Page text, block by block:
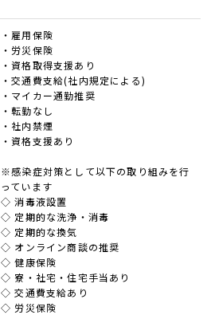
・雇用保険
・労災保険
・資格取得支援あり
・交通費支給(社内規定による)
・マイカー通勤推奨
・転勤なし
・社内禁煙
・資格支援あり
※感染症対策として以下の取り組みを行
っています
◇ 消毒液設置
◇ 定期的な洗浄・消毒
◇ 定期的な換気
◇ オンライン商談の推奨
◇ 健康保険
◇ 寮・社宅・住宅手当あり
◇ 交通費支給あり
◇ 労災保険